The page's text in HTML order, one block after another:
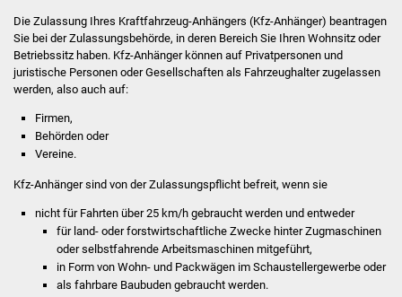
Stellenangebote
FNP / Bebauungspläne
Wahlen
Die Zulassung Ihres Kraftfahrzeug-Anhängers (Kfz-Anhänger) beantragen
Sie bei der Zulassungsbehörde, in deren Bereich Sie Ihren Wohnsitz oder
Betriebssitz haben. Kfz-Anhänger können auf Privatpersonen und
juristische Personen oder Gesellschaften als Fahrzeughalter zugelassen
werden, also auch auf:
Firmen,
Behörden oder
Vereine.
Kfz-Anhänger sind von der Zulassungspflicht befreit, wenn sie
nicht für Fahrten über 25 km/h gebraucht werden und entweder
für land- oder forstwirtschaftliche Zwecke hinter Zugmaschinen
oder selbstfahrende Arbeitsmaschinen mitgeführt,
in Form von Wohn- und Packwägen im Schaustellergewerbe oder
als fahrbare Baubuden gebraucht werden.